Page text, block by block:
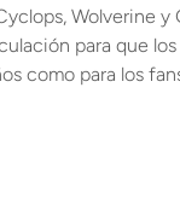
Wolverine y
para que
como para los